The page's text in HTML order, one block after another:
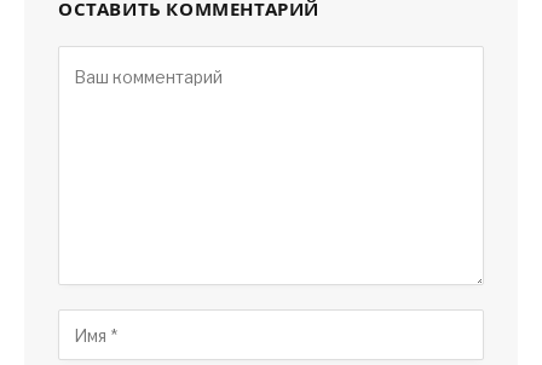
ОСТАВИТЬ КОММЕНТАРИЙ